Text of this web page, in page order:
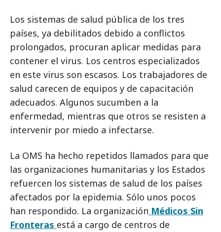
Los sistemas de salud pública de los tres
países, ya debilitados debido a conflictos
prolongados, procuran aplicar medidas para
contener el virus. Los centros especializados
en este virus son escasos. Los trabajadores de
salud carecen de equipos y de capacitación
adecuados. Algunos sucumben a la
enfermedad, mientras que otros se resisten a
intervenir por miedo a infectarse.
La OMS ha hecho repetidos llamados para que
las organizaciones humanitarias y los Estados
refuercen los sistemas de salud de los países
afectados por la epidemia. Sólo unos pocos
han respondido. La organización Médicos Sin
Fronteras está a cargo de centros de